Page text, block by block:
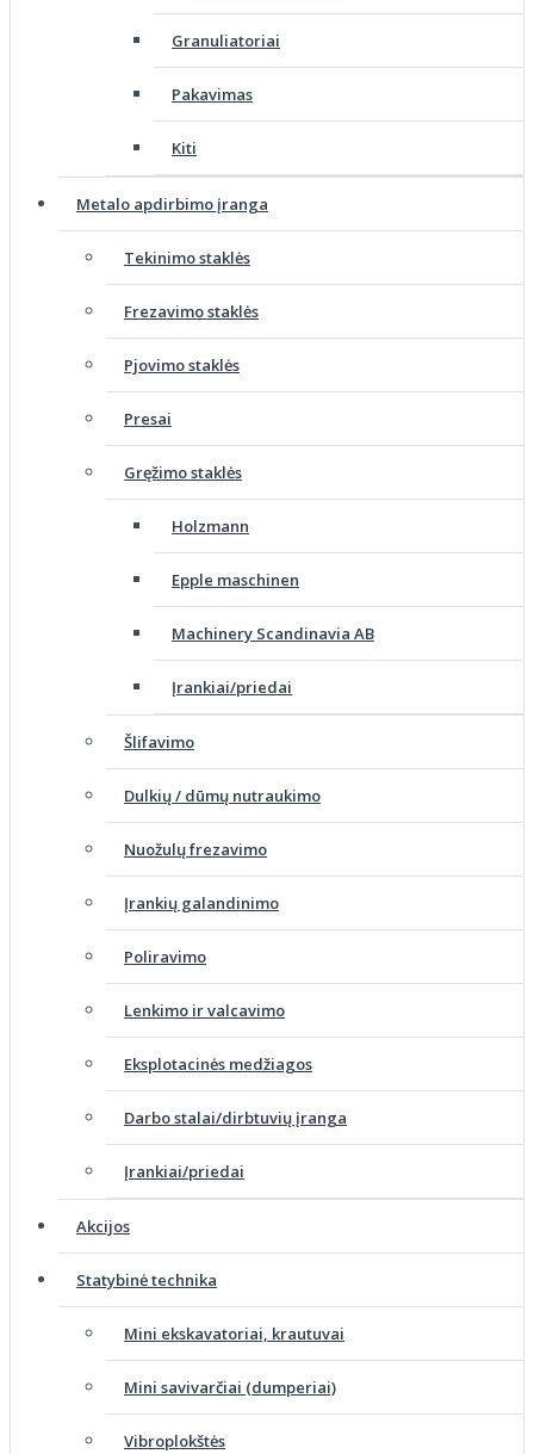
Granuliatoriai
Pakavimas
Kiti
Metalo apdirbimo įranga
Tekinimo staklės
Frezavimo staklės
Pjovimo staklės
Presai
Gręžimo staklės
Holzmann
Epple maschinen
Machinery Scandinavia AB
Įrankiai/priedai
Šlifavimo
Dulkių / dūmų nutraukimo
Nuožulų frezavimo
Įrankių galandinimo
Poliravimo
Lenkimo ir valcavimo
Eksplotacinės medžiagos
Darbo stalai/dirbtuvių įranga
Įrankiai/priedai
Akcijos
Statybinė technika
Mini ekskavatoriai, krautuvai
Mini savivarčiai (dumperiai)
Vibroplokštės